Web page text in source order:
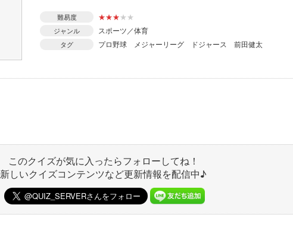
難易度 ★★★★ ★
ジャンル スポーツ／体育
タグ プロ野球 メジャーリーグ ドジャース 前田健太
このクイズが気に入ったらフォローしてね！
新しいクイズコンテンツなど更新情報を配信中♪